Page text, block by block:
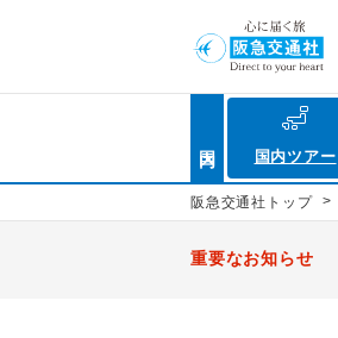
国内ツアー
阪急交通社トップ >
重要なお知らせ